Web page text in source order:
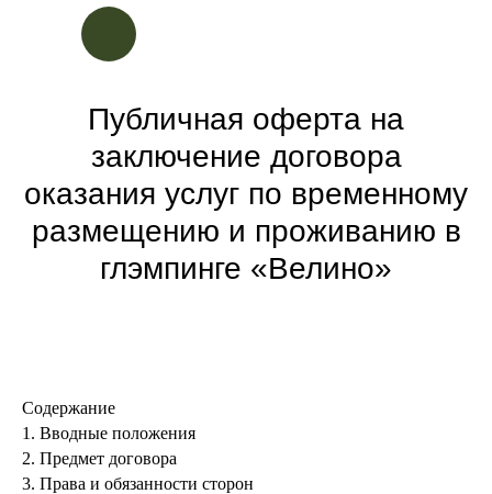
Публичная оферта на
заключение договора
оказания услуг по временному
размещению и проживанию в
глэмпинге «Велино»
Содержание
1. Вводные положения
2. Предмет договора
3. Права и обязанности сторон